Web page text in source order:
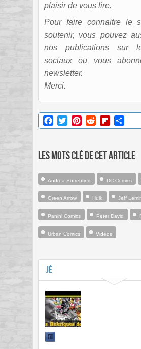
plaisir de vous lire.
Pour faire connaitre le
soutenir, vous pouvez
nos publications sur
sociaux ou vous
newsletter.
Merci.
Facebook
TwitterPinterestRedditFlipboard
Les mots clé de cet article
Andrea Sorrentino DC Comics
Green Arrow Hulk Jeff
Panini Comics Peter David
Urban Comics Vidéos
Jé